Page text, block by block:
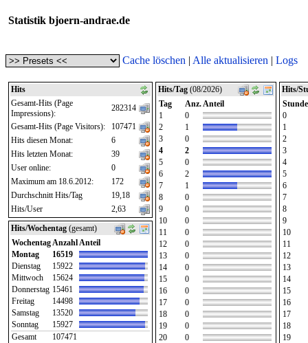
Statistik bjoern-andrae.de
Cache löschen | Alle aktualisieren | Logs
Hits
Gesamt-Hits (Page
Impressions):
282314
Gesamt-Hits (Page Visitors):
107471
Hits diesen Monat:
6
Hits letzten Monat:
39
User online:
0
Maximum am 18.6.2012:
172
Durchschnitt Hits/Tag
19,18
Hits/User
2,63
Hits/Wochentag (gesamt)
Wochentag Anzahl Anteil
Montag
16519
Dienstag
15922
Mittwoch
15624
Donnerstag 15461
Freitag
14498
Samstag
13520
Sonntag
15927
Gesamt
107471
Hits/Tag (08/2026)
Tag
Anz. Anteil
1
0
2
1
3
0
4
2
5
0
6
2
7
1
8
0
9
0
10
0
11
0
12
0
13
0
14
0
15
0
16
0
17
0
18
0
19
0
20
0
Hits/
Stunde
0
1
2
3
4
5
6
7
8
9
10
11
12
13
14
15
16
17
18
19